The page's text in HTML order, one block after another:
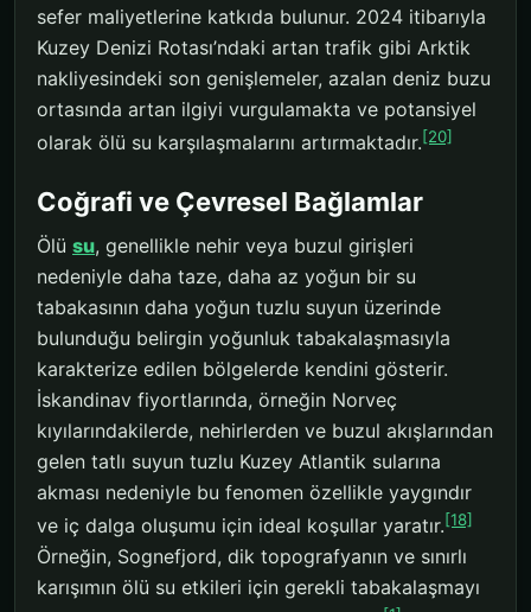
sefer maliyetlerine katkıda bulunur. 2024 itibarıyla
Kuzey Denizi Rotası’ndaki artan trafik gibi Arktik
nakliyesindeki son genişlemeler, azalan deniz buzu
ortasında artan ilgiyi vurgulamakta ve potansiyel
olarak ölü su karşılaşmalarını artırmaktadır.[20]
Coğrafi ve Çevresel Bağlamlar
Ölü su, genellikle nehir veya buzul girişleri
nedeniyle daha taze, daha az yoğun bir su
tabakasının daha yoğun tuzlu suyun üzerinde
bulunduğu belirgin yoğunluk tabakalaşmasıyla
karakterize edilen bölgelerde kendini gösterir.
İskandinav fiyortlarında, örneğin Norveç
kıyılarındakilerde, nehirlerden ve buzul akışlarından
gelen tatlı suyun tuzlu Kuzey Atlantik sularına
akması nedeniyle bu fenomen özellikle yaygındır
ve iç dalga oluşumu için ideal koşullar yaratır.[18]
Örneğin, Sognefjord, dik topografyanın ve sınırlı
karışımın ölü su etkileri için gerekli tabakalaşmayı